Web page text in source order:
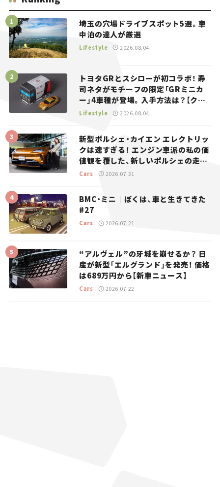
埼玉の穴場ドライブスポット5選。車
中泊の達人が厳選
Lifestyle 2026.08.04
トヨタGRとスシローが初コラボ！ 寿
司ネタがモチーフの限定「GRミニカ
ー」4車種が登場。入手方法は？【クル
マとホビー】
Lifestyle 2026.08.04
新型ポルシェ・カイエン エレクトリッ
クは速すぎる！ エンジン車派の私の価
値観を覆した、新しいポルシェの走
り。
Cars 2026.07.31
BMC・ミニ｜ぼくは、車と生きてきた
#27
Cars 2026.07.21
“アルヴェル”の牙城を崩せるか？ 日
産が新型「エルグランド」を発売！ 価格
は689万円から【新車ニュース】
Cars 2026.07.22